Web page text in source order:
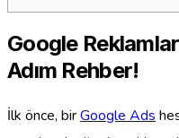
Google
Adım Rehber!
İlk önce, birGoogle Ads